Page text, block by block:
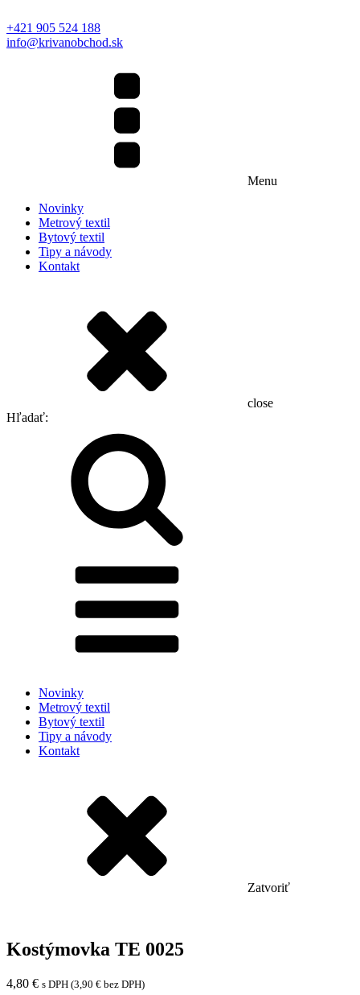
+421 905 524 188
info@krivanobchod.sk
Menu
Novinky
Metrový textil
Bytový textil
Tipy a návody
Kontakt
close
Hľadať:
Novinky
Metrový textil
Bytový textil
Tipy a návody
Kontakt
Zatvoriť
Kostýmovka TE 0025
4,80 € s DPH (3,90 € bez DPH)